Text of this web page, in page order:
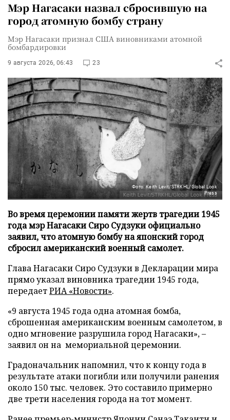
Мэр Нагасаки назвал сбросившую на
город атомную бомбу страну
Мэр Нагасаки признал США виновниками атомной
бомбардировки
9 августа 2026, 06:43 23
Фото: Keith Levit/STRKHL/Global Look
Press
Во время церемонии памяти жертв трагедии 1945
года мэр Нагасаки Сиро Судзуки официально
заявил, что атомную бомбу на японский город
сбросил американский военный самолет.
Глава Нагасаки Сиро Судзуки в Декларации мира
прямо указал виновника трагедии 1945 года,
передаетРИА «Новости».
«9 августа 1945 года одна атомная бомба,
сброшенная американским военным самолетом, в
одно мгновение разрушила город Нагасаки», –
заявил он на мемориальной церемонии.
Градоначальник напомнил, что к концу года в
результате атаки погибли или получили ранения
около 150 тыс. человек. Это составило примерно
две трети населения города на тот момент.